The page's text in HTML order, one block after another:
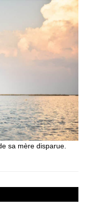
sa mère disparue.